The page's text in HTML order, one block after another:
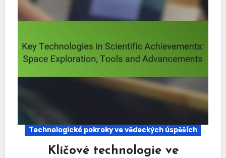
Technologické pokroky ve vědeckých úspěších
Klíčové technologie ve